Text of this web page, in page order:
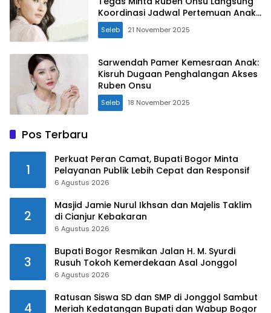
Koordinasi Jadwal Pertemuan Anak
via WhatsApp
Seleb 21 November 2025
Sarwendah Pamer Kemesraan Anak:
Kisruh Dugaan Penghalangan Akses
Ruben Onsu
Seleb 18 November 2025
Pos Terbaru
1
Perkuat Peran Camat, Bupati Bogor Minta
Pelayanan Publik Lebih Cepat dan Responsif
6 Agustus 2026
2
Masjid Jamie Nurul Ikhsan dan Majelis Taklim
di Cianjur Kebakaran
6 Agustus 2026
3
Bupati Bogor Resmikan Jalan H. M. Syurdi
Rusuh Tokoh Kemerdekaan Asal Jonggol
6 Agustus 2026
4
Ratusan Siswa SD dan SMP di Jonggol Sambut
Meriah Kedatangan Bupati dan Wabup Bogor